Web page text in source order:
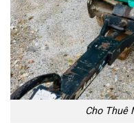
Cho Thuê